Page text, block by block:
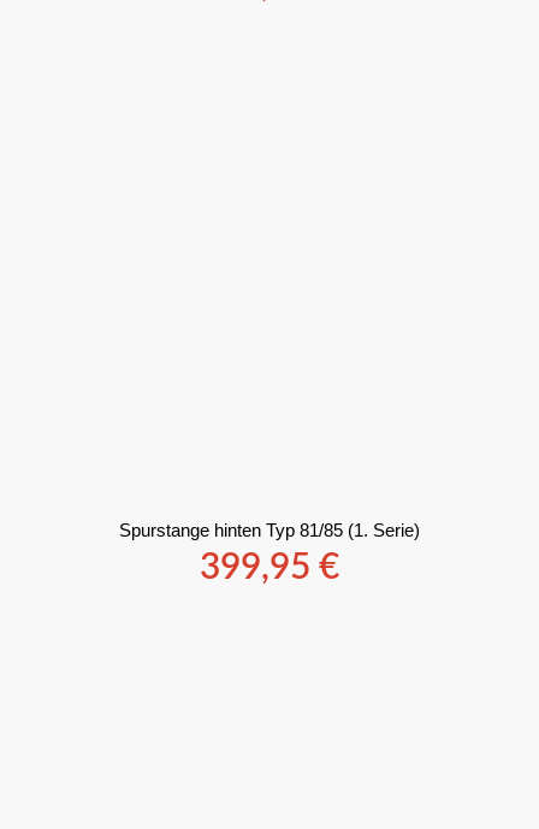
Spurstange hinten Typ 81/85 (1. Serie)
399,95 €